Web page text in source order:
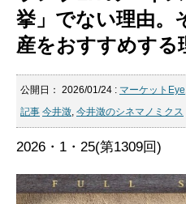
挙」でない理由。
産をおすすめする
公開日： 2026/01/24 : マーケットEye
記事 今井澂, 今井澂のシネマノミクス
2026・1・25(第1309回)